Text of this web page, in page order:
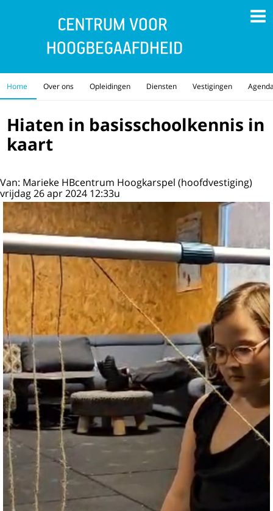
Home Over ons Opleidingen Diensten Vestigingen
Hiaten in basisschoolkennis in
kaart
Van: Marieke HBcentrum Hoogkarspel (hoofdvestiging)
vrijdag 26 apr 2024 12:33u